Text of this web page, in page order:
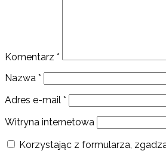
Komentarz *
Nazwa *
Adres e-mail *
Witryna internetowa
Korzystając z formularza,